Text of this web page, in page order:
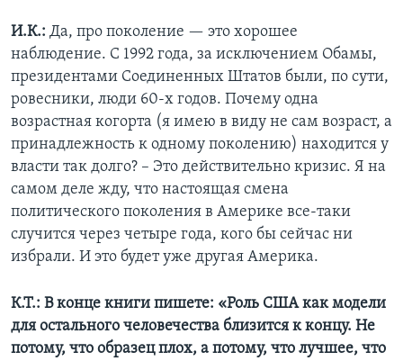
И.К.: Да, про поколение — это хорошее
наблюдение. С 1992 года, за исключением Обамы,
президентами Соединенных Штатов были, по сути,
ровесники, люди 60-х годов. Почему одна
возрастная когорта (я имею в виду не сам возраст, а
принадлежность к одному поколению) находится у
власти так долго? – Это действительно кризис. Я на
самом деле жду, что настоящая смена
политического поколения в Америке все-таки
случится через четыре года, кого бы сейчас ни
избрали. И это будет уже другая Америка.
К.Т.: В конце книги пишете: «Роль США как модели
для остального человечества близится к концу. Не
потому, что образец плох, а потому, что лучшее, что